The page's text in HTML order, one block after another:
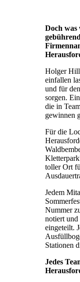
Doch was
Holger
einfallen
und für
sorgen.
die in
gewinnen
Für die
toller Ort
Jedem
Nummer
notiert und
eingeteilt.
Stationen
Jedes